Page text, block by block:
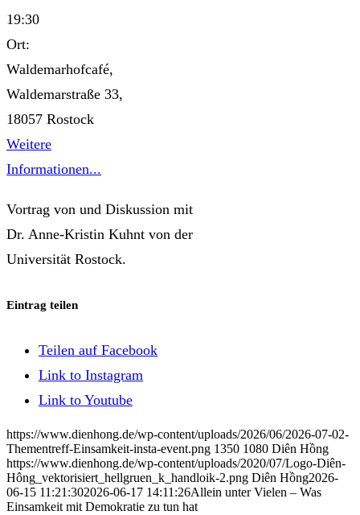
19:30
Ort:
Waldemarhofcafé,
Waldemarstraße 33,
18057 Rostock
Weitere
Informationen...
Vortrag von und Diskussion mit
Dr. Anne-Kristin Kuhnt von der
Universität Rostock.
Eintrag teilen
Teilen auf Facebook
Link to Instagram
Link to Youtube
https://www.dienhong.de/wp-content/uploads/2026/06/2026-07-02-
Thementreff-Einsamkeit-insta-event.png 1350 1080 Diên Hồng
https://www.dienhong.de/wp-content/uploads/2020/07/Logo-Diên-
Hông_vektorisiert_hellgruen_k_handloik-2.png Diên Hồng2026-
06-15 11:21:302026-06-17 14:11:26Allein unter Vielen – Was
Einsamkeit mit Demokratie zu tun hat